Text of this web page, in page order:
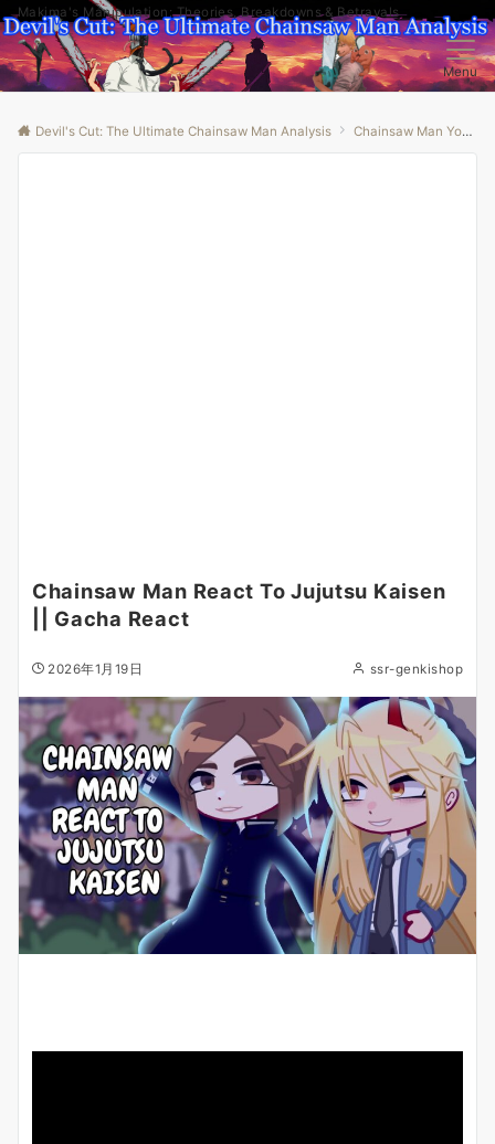
Makima's Manipulation: Theories, Breakdowns & Betrayals
Menu
Devil's Cut: The Ultimate Chainsaw Man Analysis Chainsaw Man Youtube
Chainsaw Man React To Jujutsu Kaisen
|| Gacha React
2026年1月19日 ssr-genkishop